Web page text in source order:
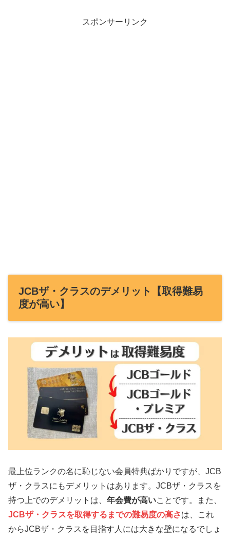
スポンサーリンク
JCBザ・クラスのデメリット【取得難易
度が高い】
最上位ランクの名に恥じない会員特典ばかりですが、JCB
ザ・クラスにもデメリットはあります。JCBザ・クラスを
持つ上でのデメリットは、 年会費が高いことです。また、
JCBザ・クラスを取得するまでの難易度の高さは、これ
からJCBザ・クラスを目指す人には大きな壁になるでしょ